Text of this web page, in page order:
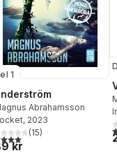
1
Abrahamsson
, 2023
utav 5 stjärnor. Totalt antal
(15)
kr